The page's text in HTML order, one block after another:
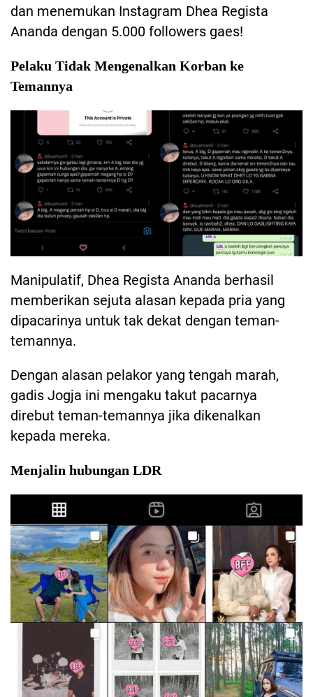
dan menemukan Instagram Dhea Regista
Ananda dengan 5.000 followers gaes!
Pelaku Tidak Mengenalkan Korban ke
Temannya
Manipulatif, Dhea Regista Ananda berhasil
memberikan sejuta alasan kepada pria yang
dipacarinya untuk tak dekat dengan teman-
temannya.
Dengan alasan pelakor yang tengah marah,
gadis Jogja ini mengaku takut pacarnya
direbut teman-temannya jika dikenalkan
kepada mereka.
Menjalin hubungan LDR